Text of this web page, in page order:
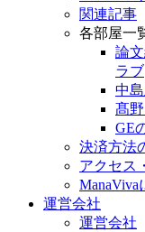
関連記事
各部屋一
論
ラブ
中
髙
GE
決済方法
アクセス
ManaViva
運営会社
運営会社